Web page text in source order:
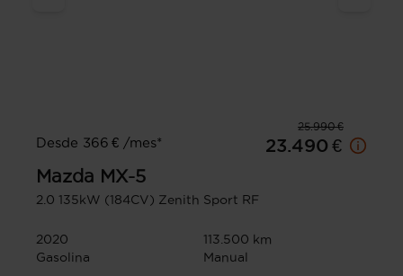
25.990 €
Desde 366 € /mes*
23.490 €
Mazda MX-5
2.0 135kW (184CV) Zenith Sport RF
2020
113.500 km
Gasolina
Manual